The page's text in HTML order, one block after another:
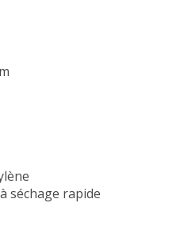
séchage rapide